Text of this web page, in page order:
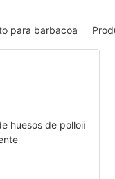
para barbacoa